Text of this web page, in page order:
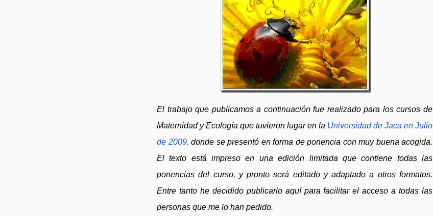
El trabajo que publicamos a continuación fue realizado para los cursos de
Maternidad y Ecología que tuvieron lugar en la Universidad de Jaca en Julio
de 2009, donde se presentó en forma de ponencia con muy buena acogida.
El texto está impreso en una edición limitada que contiene todas las
ponencias del curso, y pronto será editado y adaptado a otros formatos.
Entre tanto he decidido publicarlo aquí para facilitar el acceso a todas las
personas que me lo han pedido.